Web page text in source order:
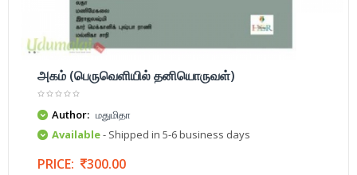
அகம் (பெருவெளியில் தனியொருவள்)
Author: மதுமிதா
Available- Shipped in 5-6 business days
PRICE: 300.00